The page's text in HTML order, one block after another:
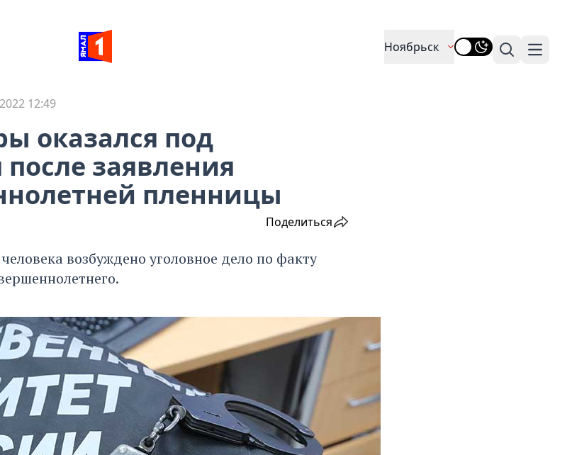
Ноябрьск
Поиск
12:49
оказался под
заявления
пленницы
Поделиться
возбуждено уголовное дело по факту